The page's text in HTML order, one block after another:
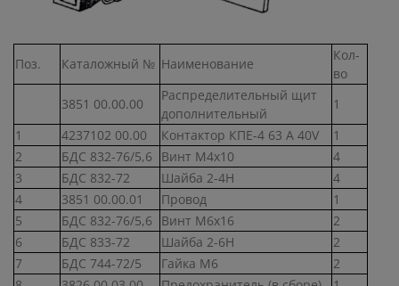
Поз. Каталожный № Наименование
Кол-
во
3851 00.00.00
Распределительный щит
дополнительный
1
1
4237102 00.00 Контактор КПЕ-4 63 А 40V
1
2
БДС 832-76/5,6 Винт М4х10
4
3
БДС 832-72 Шайба 2-4Н
4
4
3851 00.00.01 Провод
1
5
БДС 832-76/5,6 Винт М6х16
2
6
БДС 833-72 Шайба 2-6Н
2
7
БДС 744-72/5 Гайка М6
2